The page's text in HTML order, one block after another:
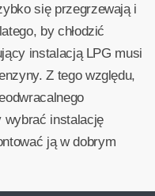
się przegrzewają i
by chłodzić
instalacją LPG musi
Z tego względu,
wybrać instalację
ją w dobrym